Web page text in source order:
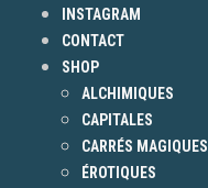
INSTAGRAM
CONTACT
SHOP
ALCHIMIQUES
CAPITALES
CARRÉS MAGIQUES
ÉROTIQUES